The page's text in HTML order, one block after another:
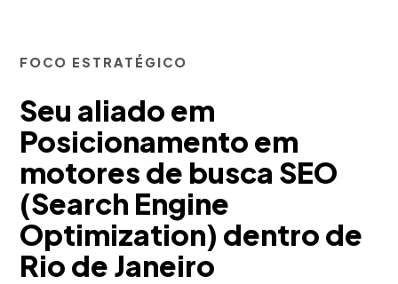
FOCO ESTRATÉGICO
Seu aliado em
Posicionamento em
motores de busca SEO
(Search Engine
Optimization) dentro de
Rio de Janeiro